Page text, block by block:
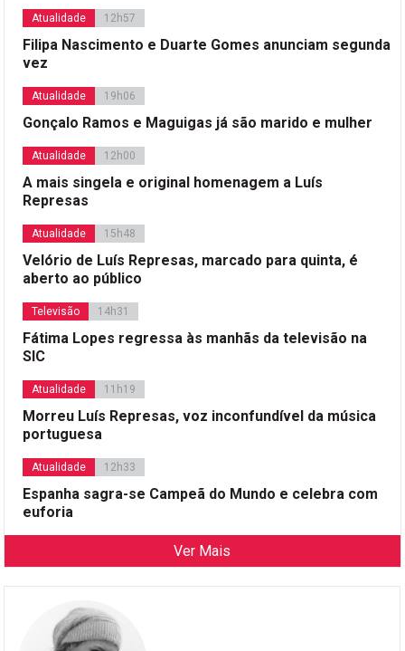
Atualidade 12h57
Filipa Nascimento e Duarte Gomes anunciam segunda
vez
Atualidade 19h06
Gonçalo Ramos e Maguigas já são marido e mulher
Atualidade 12h00
A mais singela e original homenagem a Luís
Represas
Atualidade 15h48
Velório de Luís Represas, marcado para quinta, é
aberto ao público
Televisão 14h31
Fátima Lopes regressa às manhãs da televisão na
SIC
Atualidade 11h19
Morreu Luís Represas, voz inconfundível da música
portuguesa
Atualidade 12h33
Espanha sagra-se Campeã do Mundo e celebra com
euforia
Ver Mais